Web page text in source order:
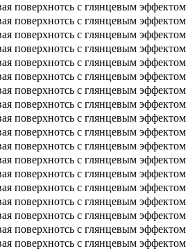
поверхнотсь с глянцевым эффектом
поверхнотсь с глянцевым эффектом
поверхнотсь с глянцевым эффектом
поверхнотсь с глянцевым эффектом
поверхнотсь с глянцевым эффектом
поверхнотсь с глянцевым эффектом
поверхнотсь с глянцевым эффектом
поверхнотсь с глянцевым эффектом
поверхнотсь с глянцевым эффектом
поверхнотсь с глянцевым эффектом
поверхнотсь с глянцевым эффектом
поверхнотсь с глянцевым эффектом
поверхнотсь с глянцевым эффектом
поверхнотсь с глянцевым эффектом
поверхнотсь с глянцевым эффектом
поверхнотсь с глянцевым эффектом
поверхнотсь с глянцевым эффектом
поверхнотсь с глянцевым эффектом